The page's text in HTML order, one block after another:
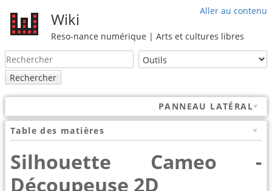
Aller au contenu
Wiki
Reso-nance numérique | Arts et cultures libres
Rechercher
PANNEAU LATÉRAL
Table des matières
Silhouette Cameo -
Découpeuse 2D